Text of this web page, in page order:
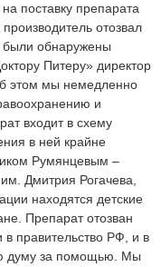
поставку препарата
отозвал
были обнаружены
Питеру» директор
этом мы немедленно
и
входит в схему
в ней крайне
Румянцевым –
Дмитрия Рогачева,
находятся детские
Препарат отозван
правительство РФ, и в
думу за помощью. Мы